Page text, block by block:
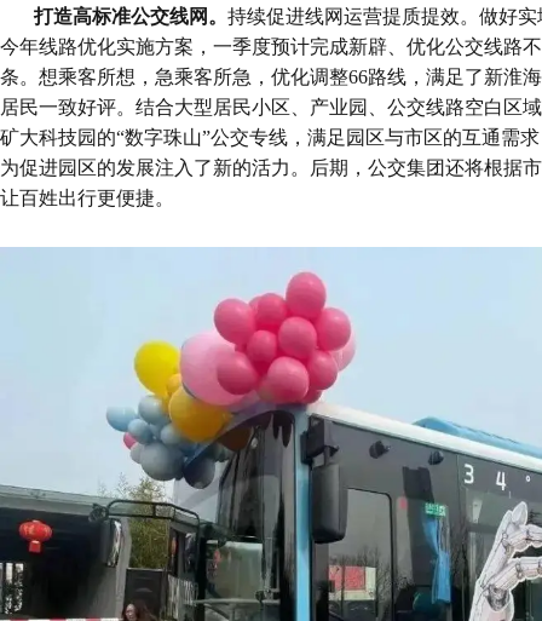
打造高标准公交线网 。 持续促进线网运营提质提效。做好
今年线路优化实施方案，一季度预计完成新辟、优化公交线路
条。想乘客所想，急乘客所急，优化调整66路线，满足了新淮
居民一致好评。结合大型居民小区、产业园、公交线路空白区
矿大科技园的“数字珠山”公交专线， 满足园区与市区的互通需
为促进园区的发展注入了新的活力。后期，公交集团还将根据
让百姓出行更便捷。